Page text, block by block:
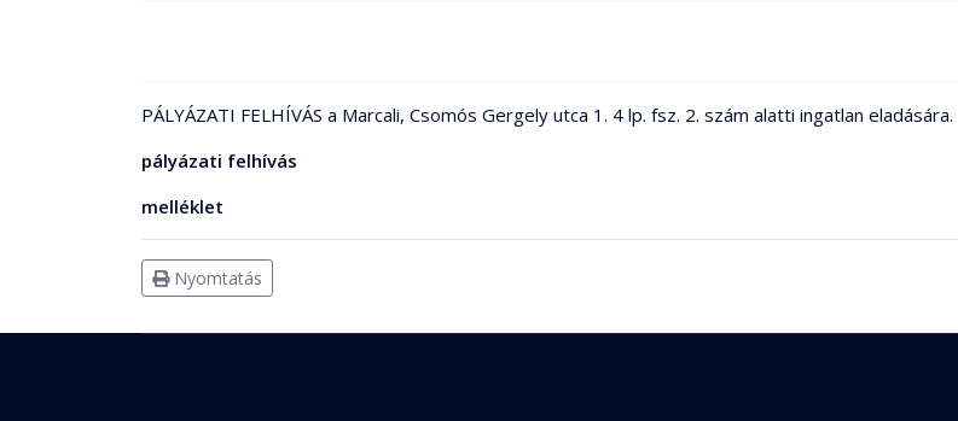
PÁLYÁZATI FELHÍVÁS a Marcali, Csomós Gergely utca 1. 4 lp. fsz. 2. szám alatti ingatlan eladására.
pályázati felhívás
melléklet
Nyomtatás